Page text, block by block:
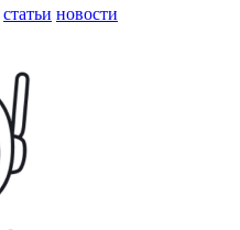
статьи новости